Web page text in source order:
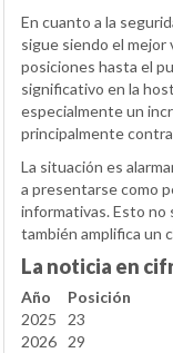
En cuanto a la
sigue siendo el mejor
posiciones hasta el
significativo en la
especialmente un
principalmente
La situación es
a presentarse como
informativas. Esto no
también amplifica un
La noticia en
Año Posición
2025
23
2026
29